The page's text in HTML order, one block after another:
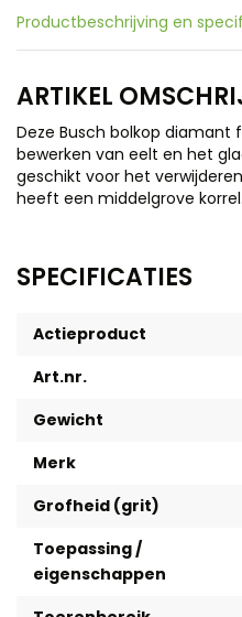
Productbeschrijving en
ARTIKEL
Deze Busch bolkop
bewerken van eelt en het
geschikt voor het
heeft een middelgrove korrel.
SPECIFICATIES
Actieproduct
Art.nr.
Gewicht
Merk
Grofheid (grit)
Toepassing /
eigenschappen